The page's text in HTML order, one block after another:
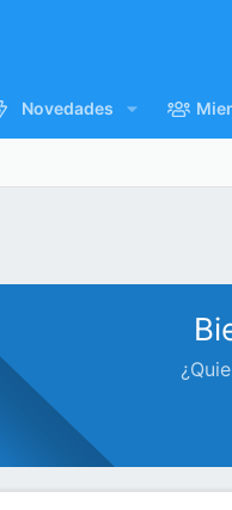
Novedades